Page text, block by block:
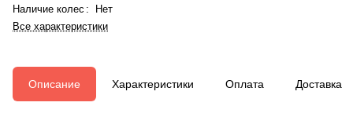
Наличие колес :
Нет
Все характеристики
Описание Характеристики Оплата Доставка